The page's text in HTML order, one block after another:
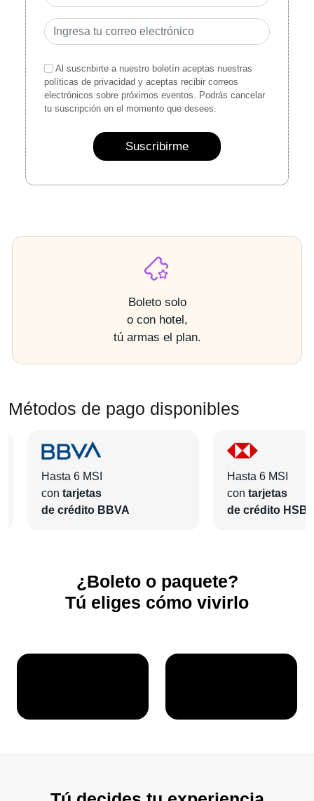
Al suscribirte a nuestro boletín aceptas nuestras
políticas de privacidad y aceptas recibir correos
electrónicos sobre próximos eventos. Podrás cancelar
tu suscripción en el momento que desees.
Suscribirme
Boleto solo
o con hotel,
tú armas el plan.
Métodos de pago disponibles
Hasta 6 MSI
con tarjetas
de crédito BBVA
Hasta 6 MSI
con tarjetas
de crédito
¿Boleto o paquete?
Tú eliges cómo vivirlo